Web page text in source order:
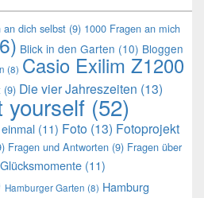
an dich selbst (9) 1000 Fragen an mich
Blick in den Garten (10) Bloggen
(8) Casio Exilim Z1200
(9) Die vier Jahreszeiten (13)
yourself (52)
(11) Foto (13) Fotoprojekt
Fragen und Antworten (9) Fragen über
Glücksmomente (11)
Hamburger Garten (8) Hamburg